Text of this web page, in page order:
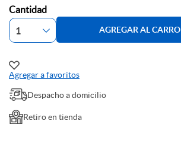
Cantidad
AGREGAR AL CARRO
Agregar a favoritos
Despacho a domicilio
Retiro en tienda